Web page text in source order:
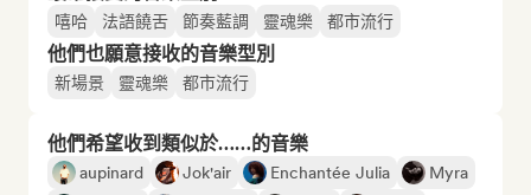
嘻哈 法語饒舌 節奏藍調 靈魂樂 都市流行
他們也願意接收的音樂型別
新場景 靈魂樂 都市流行
他們希望收到類似於……的音樂
aupinard Jok'air Enchantée Julia
Myra